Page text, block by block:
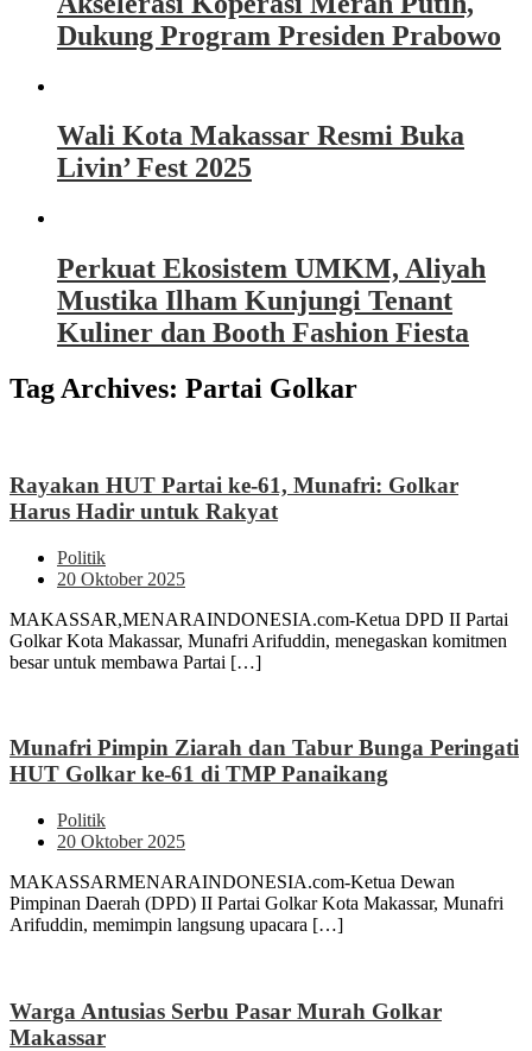
Dukung Program Presiden Prabowo
Wali Kota Makassar Resmi Buka
Livin’ Fest 2025
Perkuat Ekosistem UMKM, Aliyah
Mustika Ilham Kunjungi Tenant
Kuliner dan Booth Fashion Fiesta
Tag Archives: Partai Golkar
Rayakan HUT Partai ke-61, Munafri: Golkar
Harus Hadir untuk Rakyat
Politik
20 Oktober 2025
MAKASSAR,MENARAINDONESIA.com-Ketua DPD II Partai
Golkar Kota Makassar, Munafri Arifuddin, menegaskan komitmen
besar untuk membawa Partai […]
Munafri Pimpin Ziarah dan Tabur Bunga Peringati
HUT Golkar ke-61 di TMP Panaikang
Politik
20 Oktober 2025
MAKASSARMENARAINDONESIA.com-Ketua Dewan
Pimpinan Daerah (DPD) II Partai Golkar Kota Makassar, Munafri
Arifuddin, memimpin langsung upacara […]
Warga Antusias Serbu Pasar Murah Golkar
Makassar